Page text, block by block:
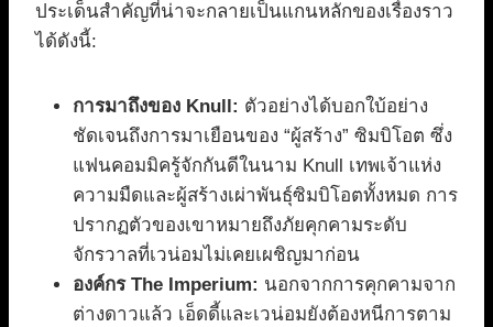
ประเด็นสำคัญที่น่าจะกลายเป็นแกนหลักของเรื่องราว
ได้ดังนี้:
การมาถึงของ Knull: ตัวอย่างได้บอกใบ้อย่าง
ชัดเจนถึงการมาเยือนของ “ผู้สร้าง” ซิมบิโอต ซึ่ง
แฟนคอมมิครู้จักกันดีในนาม Knull เทพเจ้าแห่ง
ความมืดและผู้สร้างเผ่าพันธุ์ซิมบิโอตทั้งหมด การ
ปรากฏตัวของเขาหมายถึงภัยคุกคามระดับ
จักรวาลที่เวน่อมไม่เคยเผชิญมาก่อน
องค์กร The Imperium: นอกจากการคุกคามจาก
ต่างดาวแล้ว เอ็ดดี้และเวน่อมยังต้องหนีการตาม